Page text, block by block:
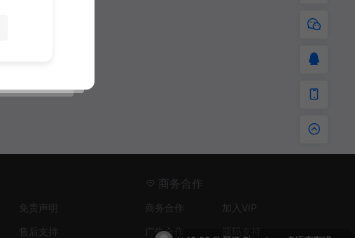
免责声明
售后支持
商务合作
商务合作
加入VIP
广告合作
源码支持